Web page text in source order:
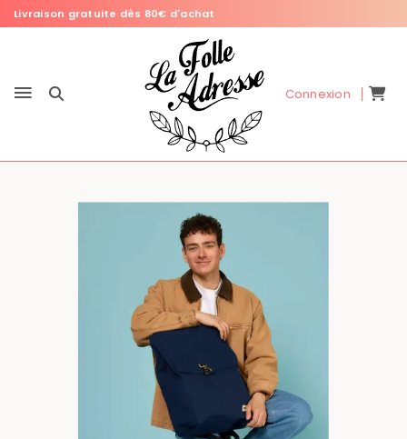
Livraison gratuite dès 80€ d'achat
Connexion